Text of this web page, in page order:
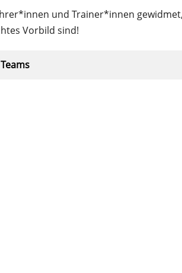
und Trainer*innen
Vorbild sind!